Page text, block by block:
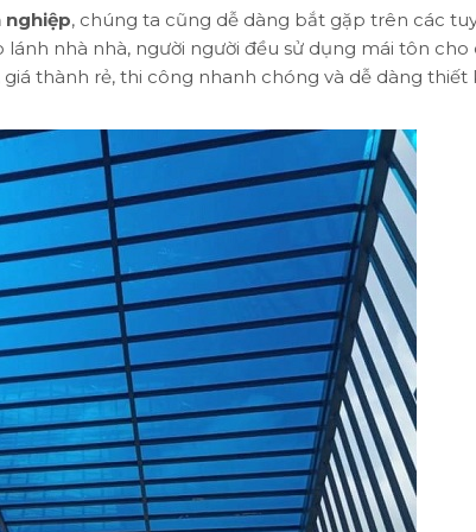
nghiệp, chúng ta cũng dễ dàng bắt gặp trên các
nhà nhà, người người đều sử dụng mái tôn cho
thành rẻ, thi công nhanh chóng và dễ dàng thiết